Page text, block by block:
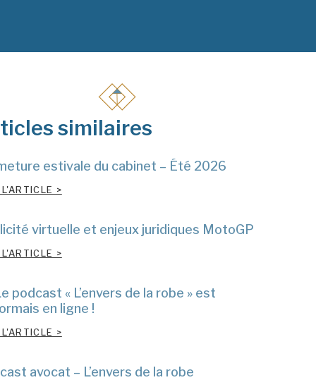
similaires
estivale du cabinet – Été 2026
L'ARTICLE >
virtuelle et enjeux juridiques MotoGP
L'ARTICLE >
podcast « L’envers de la robe » est
en ligne !
L'ARTICLE >
avocat – L’envers de la robe